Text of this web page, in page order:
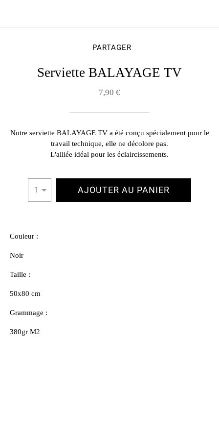
PARTAGER
Serviette BALAYAGE TV
7,90 €
Notre serviette BALAYAGE TV a été conçu spécialement pour le
travail technique, elle ne décolore pas.
L'alliée idéal pour les éclaircissements.
1 AJOUTER AU PANIER
Couleur :
Noir
Taille :
50x80 cm
Grammage :
380gr M2